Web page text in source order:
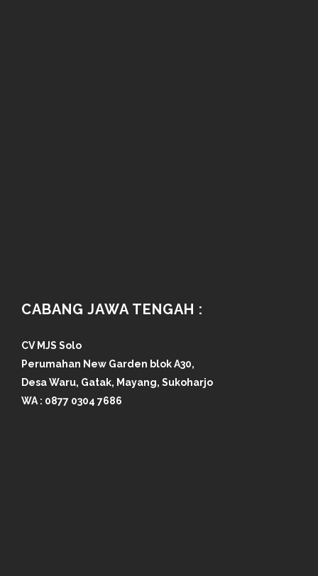
CABANG JAWA TENGAH :
CV MJS Solo
Perumahan New Garden blok A30,
Desa Waru, Gatak, Mayang, Sukoharjo
WA : 0877 0304 7686